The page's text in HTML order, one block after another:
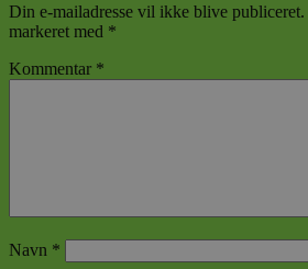
Din e-mailadresse vil ikke blive publiceret.
markeret med *
Kommentar *
Navn *